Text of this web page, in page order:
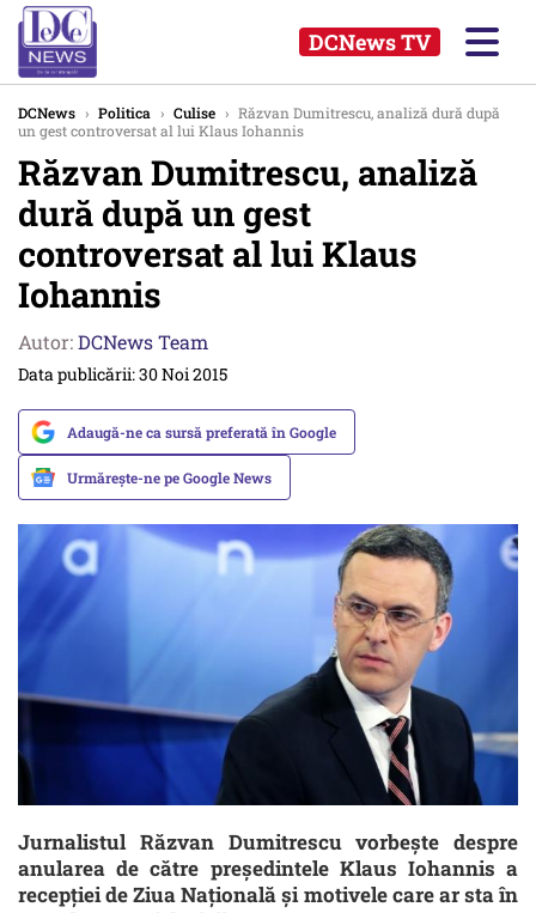
DCNews TV
DCNews › Politica › Culise › Răzvan Dumitrescu, analiză dură după
un gest controversat al lui Klaus Iohannis
Răzvan Dumitrescu, analiză
dură după un gest
controversat al lui Klaus
Iohannis
Autor:DCNews Team
Data publicării: 30 Noi 2015
Adaugă-ne ca sursă preferată în Google
Urmărește-ne pe Google News
Jurnalistul Răzvan Dumitrescu vorbește despre
anularea de către președintele Klaus Iohannis a
recepției de Ziua Națională și motivele care ar sta în